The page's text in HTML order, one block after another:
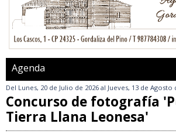
Agenda
Del Lunes, 20 de Julio de 2026 al Jueves, 13 de Agosto
Concurso de fotografía
Tierra Llana Leonesa'